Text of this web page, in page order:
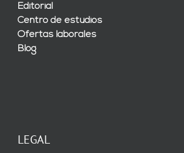
Editorial
Centro de estudios
Ofertas laborales
Blog
LEGAL